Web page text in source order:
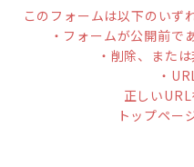
このフォームは以下のいず
・フォームが公開前で
・削除、また
・
正しいURL
トップペー